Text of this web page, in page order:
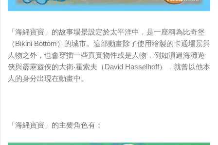
「海綿寶寶」的故事場景設定於太平洋中，是一座稱為比奇堡
（Bikini Bottom）的城市。這部動畫除了使用繪製的卡通場景與
人物之外，也會穿插一些真實物件或是人物，例如演過海灘遊
俠與霹靂遊俠的大衛‧霍索夫（David Hasselhoff），就曾以他本
人的身分出現在動畫中。
「海綿寶寶」的主要角色有：